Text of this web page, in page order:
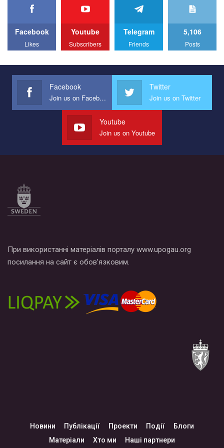
We appeal to your support and ask to help us implement our plan
All you have to do is to press "Like" below the video.
Эмоционально сильный ролик от команды "Гей-альянс
представляющий программу развития организации.
Мы просим вас поддержать нас и помочь нам реализовать
наш план по борьбе с насилием и дискриминацией на почве
СОГИ в Украине.
Все, что вам нужно сделать - это зайти на наш канал YouTube
по этой ссылке и поставить лайк под видео.
Facebook
Likes
Youtube
Subscribers
Telegram
Friends
5,106
Posts
Facebook
Join us on Facebook
Twitter
Join us on Twitter
Youtube
Join us on Youtube
При використанні матеріалів порталу www.upogau.org
посилання на сайт є обов’язковим.
Новини Публікації Проекти Події
Блоги
Матеріали
Хто ми Наші партнери